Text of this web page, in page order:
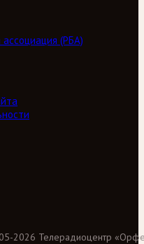
ассоциация (РБА)
-2026 Телерадиоцентр